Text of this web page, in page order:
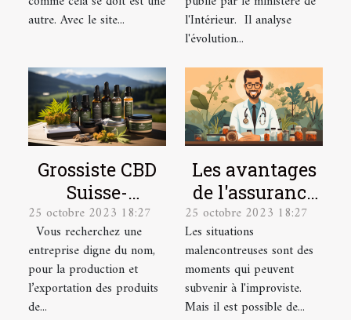
ligne.
autre. Avec le site...
l'Intérieur. Il analyse
l'évolution...
Grossiste CBD
Suisse-
Producteur &
Exportateur
25 octobre 2023 18:27
Vous recherchez une
entreprise digne du nom,
pour la production et
l’exportation des produits
de...
Les avantages
de l'assurance
santé pour les
salariés
25 octobre 2023 18:27
Les situations
malencontreuses sont des
moments qui peuvent
subvenir à l'improviste.
Mais il est possible de...